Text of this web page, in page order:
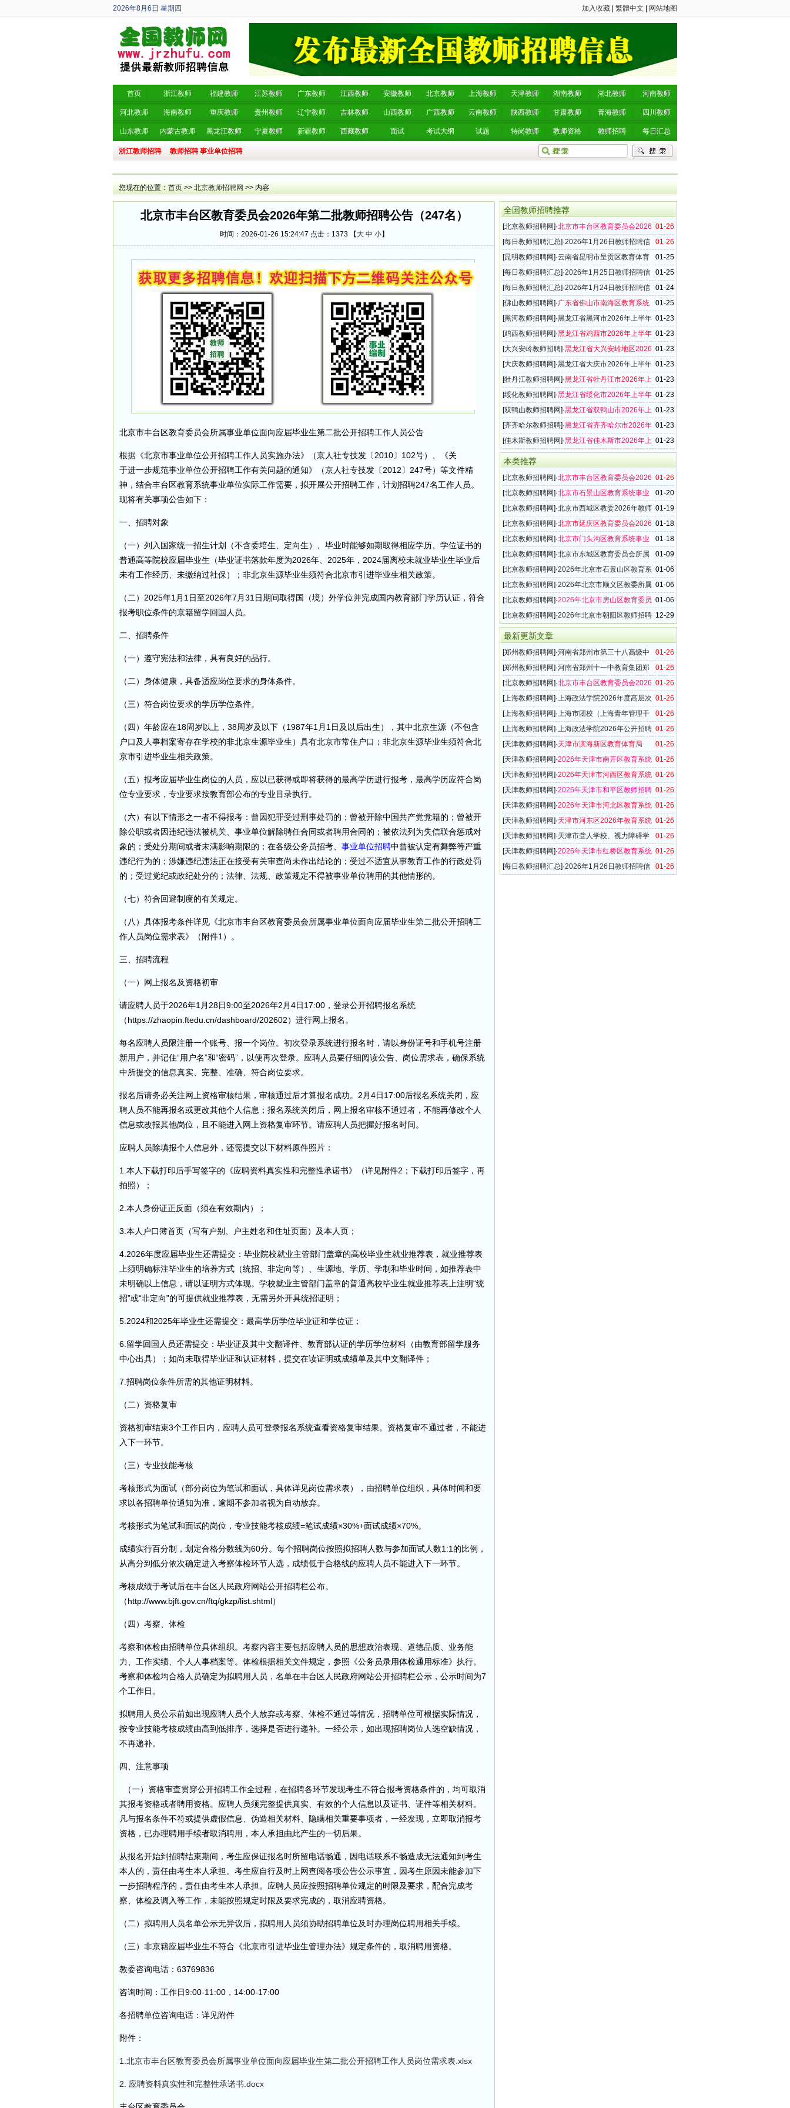
2026年8月6日 星期四
丙午年 六月廿四
加入收藏 繁體中文 网站地图
首页 浙江教师 福建教师 江苏教师 广东教师 江西教师 安徽教师 北京教师 上海教师 天津教师 湖南教师 湖北教师 河南教师
河北教师 海南教师 重庆教师 贵州教师 辽宁教师 吉林教师 山西教师 广西教师 云南教师 陕西教师 甘肃教师 青海教师 四川教师
山东教师 内蒙古教师 黑龙江教师 宁夏教师 新疆教师 西藏教师 面试 考试大纲 试题 特岗教师 教师资格 教师招聘 每日汇总
浙江教师招聘 教师招聘 事业单位招聘
您现在的位置： 首页 >> 北京教师招聘网 >> 内容
北京市丰台区教育委员会2026年第二批教师招聘公告（247名）
时间：2026-01-26 15:24:47 点击： 1373 【 大 中 小】
北京市丰台区教育委员会所属事业单位面向应届毕业生第二批公开招聘工作人员公告
根据《北京市事业单位公开招聘工作人员实施办法》（京人社专技发〔2010〕102号）、《关
于进一步规范事业单位公开招聘工作有关问题的通知》（京人社专技发〔2012〕247号）等文件精
神，结合丰台区教育系统事业单位实际工作需要，拟开展公开招聘工作，计划招聘247名工作人员。
现将有关事项公告如下：
一、招聘对象
（一）列入国家统一招生计划（不含委培生、定向生）、毕业时能够如期取得相应学历、学位证书的
普通高等院校应届毕业生（毕业证书落款年度为2026年、2025年，2024届离校未就业毕业生毕业后
未有工作经历、未缴纳过社保）；非北京生源毕业生须符合北京市引进毕业生相关政策。
（二）2025年1月1日至2026年7月31日期间取得国（境）外学位并完成国内教育部门学历认证，符合
报考职位条件的京籍留学回国人员。
二、招聘条件
（一）遵守宪法和法律，具有良好的品行。
（二）身体健康，具备适应岗位要求的身体条件。
（三）符合岗位要求的学历学位条件。
（四）年龄应在18周岁以上，38周岁及以下（1987年1月1日及以后出生），其中北京生源（不包含
户口及人事档案寄存在学校的非北京生源毕业生）具有北京市常住户口；非北京生源毕业生须符合北
京市引进毕业生相关政策。
（五）报考应届毕业生岗位的人员，应以已获得或即将获得的最高学历进行报考，最高学历应符合岗
位专业要求，专业要求按教育部公布的专业目录执行。
（六）有以下情形之一者不得报考：曾因犯罪受过刑事处罚的；曾被开除中国共产党党籍的；曾被开
除公职或者因违纪违法被机关、事业单位解除聘任合同或者聘用合同的；被依法列为失信联合惩戒对
象的；受处分期间或者未满影响期限的；在各级公务员招考、 事业单位招聘中曾被认定有舞弊等严重
违纪行为的；涉嫌违纪违法正在接受有关审查尚未作出结论的；受过不适宜从事教育工作的行政处罚
的；受过党纪或政纪处分的；法律、法规、政策规定不得被事业单位聘用的其他情形的。
（七）符合回避制度的有关规定。
（八）具体报考条件详见《北京市丰台区教育委员会所属事业单位面向应届毕业生第二批公开招聘工
作人员岗位需求表》（附件1）。
三、招聘流程
（一）网上报名及资格初审
请应聘人员于2026年1月28日9:00至2026年2月4日17:00，登录公开招聘报名系统
（https://zhaopin.ftedu.cn/dashboard/202602）进行网上报名。
每名应聘人员限注册一个账号、报一个岗位。初次登录系统进行报名时，请以身份证号和手机号注册
新用户，并记住“用户名”和“密码”，以便再次登录。应聘人员要仔细阅读公告、岗位需求表，确保系统
中所提交的信息真实、完整、准确、符合岗位要求。
报名后请务必关注网上资格审核结果，审核通过后才算报名成功。2月4日17:00后报名系统关闭，应
聘人员不能再报名或更改其他个人信息；报名系统关闭后，网上报名审核不通过者，不能再修改个人
信息或改报其他岗位，且不能进入网上资格复审环节。请应聘人员把握好报名时间。
应聘人员除填报个人信息外，还需提交以下材料原件照片：
1.本人下载打印后手写签字的《应聘资料真实性和完整性承诺书》（详见附件2；下载打印后签字，再
拍照）；
2.本人身份证正反面（须在有效期内）；
3.本人户口簿首页（写有户别、户主姓名和住址页面）及本人页；
4.2026年度应届毕业生还需提交：毕业院校就业主管部门盖章的高校毕业生就业推荐表，就业推荐表
上须明确标注毕业生的培养方式（统招、非定向等）、生源地、学历、学制和毕业时间，如推荐表中
未明确以上信息，请以证明方式体现。学校就业主管部门盖章的普通高校毕业生就业推荐表上注明“统
招”或“非定向”的可提供就业推荐表，无需另外开具统招证明；
5.2024和2025年毕业生还需提交：最高学历学位毕业证和学位证；
6.留学回国人员还需提交：毕业证及其中文翻译件、教育部认证的学历学位材料（由教育部留学服务
中心出具）；如尚未取得毕业证和认证材料，提交在读证明或成绩单及其中文翻译件；
7.招聘岗位条件所需的其他证明材料。
（二）资格复审
资格初审结束3个工作日内，应聘人员可登录报名系统查看资格复审结果。资格复审不通过者，不能进
入下一环节。
（三）专业技能考核
考核形式为面试（部分岗位为笔试和面试，具体详见岗位需求表），由招聘单位组织，具体时间和要
求以各招聘单位通知为准，逾期不参加者视为自动放弃。
考核形式为笔试和面试的岗位，专业技能考核成绩=笔试成绩×30%+面试成绩×70%。
成绩实行百分制，划定合格分数线为60分。每个招聘岗位按照拟招聘人数与参加面试人数1:1的比例，
从高分到低分依次确定进入考察体检环节人选，成绩低于合格线的应聘人员不能进入下一环节。
考核成绩于考试后在丰台区人民政府网站公开招聘栏公布。
（http://www.bjft.gov.cn/ftq/gkzp/list.shtml）
（四）考察、体检
考察和体检由招聘单位具体组织。考察内容主要包括应聘人员的思想政治表现、道德品质、业务能
力、工作实绩、个人人事档案等。体检根据相关文件规定，参照《公务员录用体检通用标准》执行。
考察和体检均合格人员确定为拟聘用人员，名单在丰台区人民政府网站公开招聘栏公示，公示时间为7
个工作日。
拟聘用人员公示前如出现应聘人员个人放弃或考察、体检不通过等情况，招聘单位可根据实际情况，
按专业技能考核成绩由高到低排序，选择是否进行递补。一经公示，如出现招聘岗位人选空缺情况，
不再递补。
四、注意事项
（一）资格审查贯穿公开招聘工作全过程，在招聘各环节发现考生不符合报考资格条件的，均可取消
其报考资格或者聘用资格。应聘人员须完整提供真实、有效的个人信息以及证书、证件等相关材料。
凡与报名条件不符或提供虚假信息、伪造相关材料、隐瞒相关重要事项者，一经发现，立即取消报考
资格，已办理聘用手续者取消聘用，本人承担由此产生的一切后果。
从报名开始到招聘结束期间，考生应保证报名时所留电话畅通，因电话联系不畅造成无法通知到考生
本人的，责任由考生本人承担。考生应自行及时上网查阅各项公告公示事宜，因考生原因未能参加下
一步招聘程序的，责任由考生本人承担。应聘人员应按照招聘单位规定的时限及要求，配合完成考
察、体检及调入等工作，未能按照规定时限及要求完成的，取消应聘资格。
（二）拟聘用人员名单公示无异议后，拟聘用人员须协助招聘单位及时办理岗位聘用相关手续。
（三）非京籍应届毕业生不符合《北京市引进毕业生管理办法》规定条件的，取消聘用资格。
教委咨询电话：63769836
咨询时间：工作日9:00-11:00，14:00-17:00
各招聘单位咨询电话：详见附件
附件：
1.北京市丰台区教育委员会所属事业单位面向应届毕业生第二批公开招聘工作人员岗位需求表.xlsx
2. 应聘资料真实性和完整性承诺书.docx
全国教师招聘推荐
01-26
[北京教师招聘网]·北京市丰台区教育委员会2026
年第二批教师招聘公告（247名）
01-26
[每日教师招聘汇总]·2026年1月26日教师招聘信
息汇总（41条）
01-25
[昆明教师招聘网]·云南省昆明市呈贡区教育体育
系统2026年教师招聘公告
01-25
[每日教师招聘汇总]·2026年1月25日教师招聘信
息汇总（37条）
01-24
[每日教师招聘汇总]·2026年1月24日教师招聘信
息汇总（42条）
01-25
[佛山教师招聘网]·广东省佛山市南海区教育系统
2026-2027学年事业编制教师招聘73名公告
01-23
[黑河教师招聘网]·黑龙江省黑河市2026年上半年
事业单位教师招聘公告
01-23
[鸡西教师招聘网]·黑龙江省鸡西市2026年上半年
事业单位教师招聘公告
01-23
[大兴安岭教师招聘]·黑龙江省大兴安岭地区2026
年上半年事业单位教师招聘公告
01-23
[大庆教师招聘网]·黑龙江省大庆市2026年上半年
事业单位教师招聘公告
01-23
[牡丹江教师招聘网]·黑龙江省牡丹江市2026年上
半年事业单位教师招聘公告
01-23
[绥化教师招聘网]·黑龙江省绥化市2026年上半年
事业单位教师招聘公告
01-23
[双鸭山教师招聘网]·黑龙江省双鸭山市2026年上
半年事业单位教师招聘公告
01-23
[齐齐哈尔教师招聘]·黑龙江省齐齐哈尔市2026年
上半年事业单位教师招聘公告
01-23
[佳木斯教师招聘网]·黑龙江省佳木斯市2026年上
半年事业单位教师招聘公告
本类推荐
01-26
[北京教师招聘网]·北京市丰台区教育委员会2026
年第二批教师招聘公告（247名）
01-20
[北京教师招聘网]·北京市石景山区教育系统事业
单位2026年教师招聘25名公告
01-19
[北京教师招聘网]·北京市西城区教委2026年教师
招聘16名公告
01-18
[北京教师招聘网]·北京市延庆区教育委员会2026
年第一批教师招聘60名公告
01-18
[北京教师招聘网]·北京市门头沟区教育系统事业
单位2026年第一次教师招聘60名公告
01-09
[北京教师招聘网]·北京市东城区教育委员会所属
事业单位2026年第一批教师招聘296名公告
01-06
[北京教师招聘网]·2026年北京市石景山区教育系
统事业单位教师招聘公告
01-06
[北京教师招聘网]·2026年北京市顺义区教委所属
事业单位教师招聘210名公告
01-06
[北京教师招聘网]·2026年北京市房山区教育委员
会所属事业单位教师招聘120名公告
12-29
[北京教师招聘网]·2026年北京市朝阳区教师招聘
292名公告
最新更新文章
01-26
[郑州教师招聘网]·河南省郑州市第三十八高级中
学2026年教师招聘公告
01-26
[郑州教师招聘网]·河南省郑州十一中教育集团郑
东校区（86中）教师招聘启事
01-26
[北京教师招聘网]·北京市丰台区教育委员会2026
年第二批教师招聘公告（247名）
01-26
[上海教师招聘网]·上海政法学院2026年度高层次
学科（实务）带头人与骨干人才引进公告
01-26
[上海教师招聘网]·上海市团校（上海青年管理干
部学院）2026年度工作人员公开招聘公告
01-26
[上海教师招聘网]·上海政法学院2026年公开招聘
公告
01-26
[天津教师招聘网]·天津市滨海新区教育体育局
2026年教师招聘298名公告
01-26
[天津教师招聘网]·2026年天津市南开区教育系统
教师招聘170名公告
01-26
[天津教师招聘网]·2026年天津市河西区教育系统
教师招聘290名实施方案
01-26
[天津教师招聘网]·2026年天津市和平区教师招聘
101名公告
01-26
[天津教师招聘网]·2026年天津市河北区教育系统
教师招聘95名公告
01-26
[天津教师招聘网]·天津市河东区2026年教育系统
教师招聘160名公告
01-26
[天津教师招聘网]·天津市聋人学校、视力障碍学
校、第一一五中学（专门教育学校）、复兴中学2026年
教师招聘实施方案
01-26
[天津教师招聘网]·2026年天津市红桥区教育系统
教师招聘37名公告
01-26
[每日教师招聘汇总]·2026年1月26日教师招聘信